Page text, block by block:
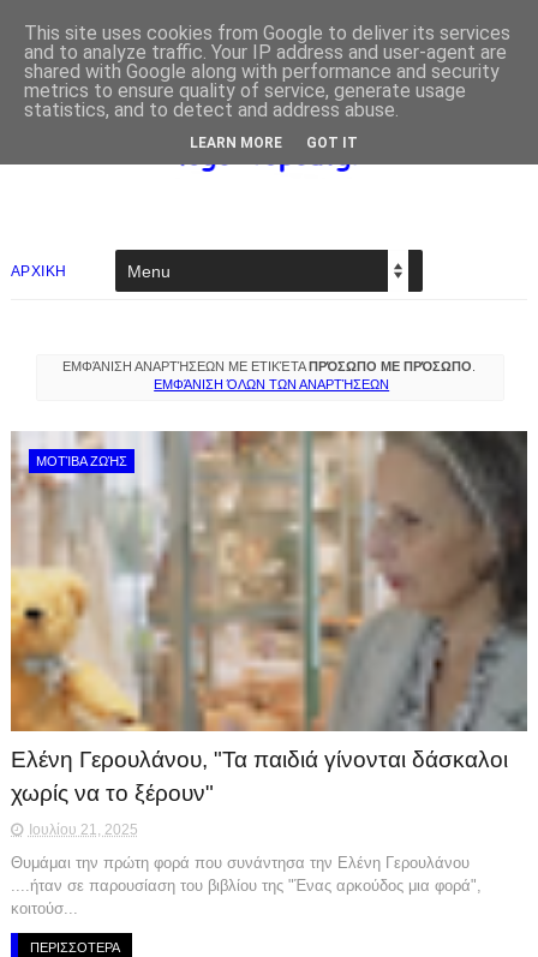
ΑΡΧΙΚΗ
ΕΜΦΆΝΙΣΗ ΑΝΑΡΤΉΣΕΩΝ ΜΕ ΕΤΙΚΈΤΑ ΠΡΌΣΩΠΟ ΜΕ ΠΡΌΣΩΠΟ
ΕΜΦΆΝΙΣΗ ΌΛΩΝ ΤΩΝ ΑΝΑΡΤΉΣΕΩΝ
ΜΟΤΊΒΑ ΖΩΉΣ
Ελένη Γερουλάνου, "Τα παιδιά γίνονται δάσκαλοι
χωρίς να το ξέρουν"
Ιουλίου 21, 2025
Θυμάμαι την πρώτη φορά που συνάντησα την Ελένη Γερουλάνου
....ήταν σε παρουσίαση του βιβλίου της "Ένας αρκούδος μια φορά",
κοιτούσ...
ΠΕΡΙΣΣΟΤΕΡΑ
This site uses cookies from Google to deliver its services
and to analyze traffic. Your IP address and user-agent are
shared with Google along with performance and security
metrics to ensure quality of service, generate usage
statistics, and to detect and address abuse.
LEARN MORE GOT IT